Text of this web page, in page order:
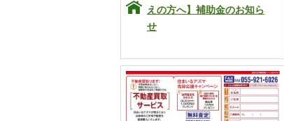
えの方へ】補助金のお知ら
せ